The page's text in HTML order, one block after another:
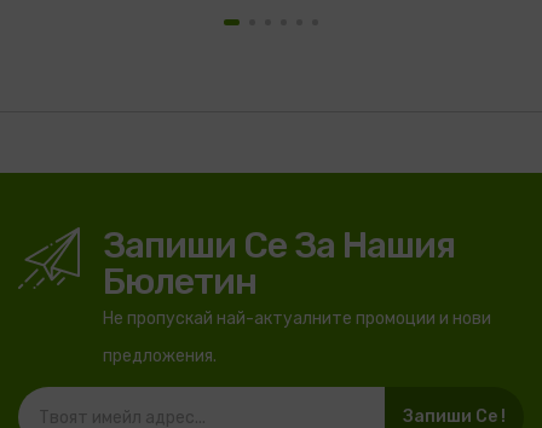
Запиши Се За Нашия
Бюлетин
Не пропускай най-актуалните промоции и нови
предложения.
Запиши Се !